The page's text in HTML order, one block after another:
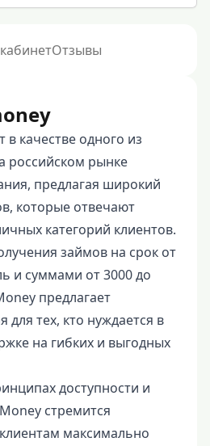
Отзывы
в качестве одного из
российском рынке
предлагая широкий
которые отвечают
категорий клиентов.
займов на срок от
и суммами от 3000 до
предлагает
для тех, кто нуждается в
на гибких и выгодных
доступности и
стремится
максимально